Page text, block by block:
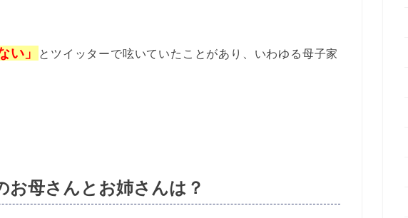
い」
とツイッターで呟いていたことがあり、いわゆる母子家
お母さんとお姉さんは？